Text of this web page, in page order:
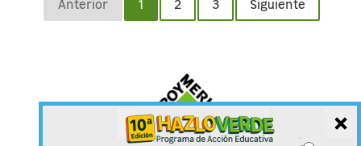
×
Anterior 1 2 3 Siguiente